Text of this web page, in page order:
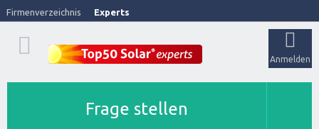
Firmenverzeichnis Experts
Anmelden
Frage stellen